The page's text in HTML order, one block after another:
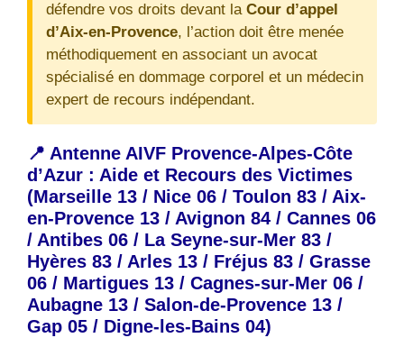
défendre vos droits devant la Cour d’appel
d’Aix-en-Provence, l’action doit être menée
méthodiquement en associant un avocat
spécialisé en dommage corporel et un médecin
expert de recours indépendant.
📍 Antenne AIVF Provence-Alpes-Côte
d’Azur : Aide et Recours des Victimes
(Marseille 13 / Nice 06 / Toulon 83 / Aix-
en-Provence 13 / Avignon 84 / Cannes 06
/ Antibes 06 / La Seyne-sur-Mer 83 /
Hyères 83 / Arles 13 / Fréjus 83 / Grasse
06 / Martigues 13 / Cagnes-sur-Mer 06 /
Aubagne 13 / Salon-de-Provence 13 /
Gap 05 / Digne-les-Bains 04)